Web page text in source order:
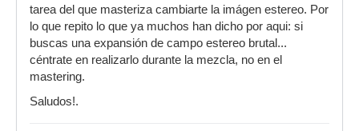
tarea del que masteriza cambiarte la imágen estereo. Por
lo que repito lo que ya muchos han dicho por aqui: si
buscas una expansión de campo estereo brutal...
céntrate en realizarlo durante la mezcla, no en el
mastering.
Saludos!.